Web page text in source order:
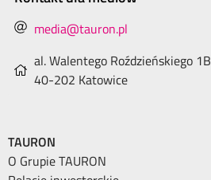
media@tauron.pl
al. Walentego Roździeńskiego 1B
40-202 Katowice
TAURON
O Grupie TAURON